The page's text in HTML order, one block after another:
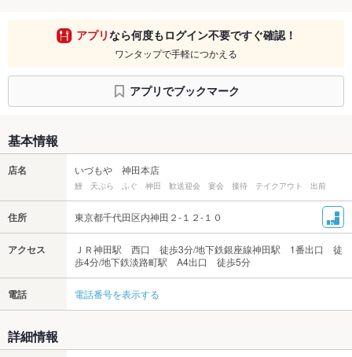
アプリなら何度もログイン不要ですぐ確認！
ワンタップで手軽につかえる
アプリでブックマーク
基本情報
店名 いづもや 神田本店
鰻 天ぷら ふぐ 神田 歓送迎会 宴会 接待 テイクアウト 出前
住所 東京都千代田区内神田２-１２-１０
アクセス
ＪＲ神田駅 西口 徒歩3分/地下鉄銀座線神田駅 1番出口 徒
歩4分/地下鉄淡路町駅 A4出口 徒歩5分
電話 電話番号を表示する
詳細情報